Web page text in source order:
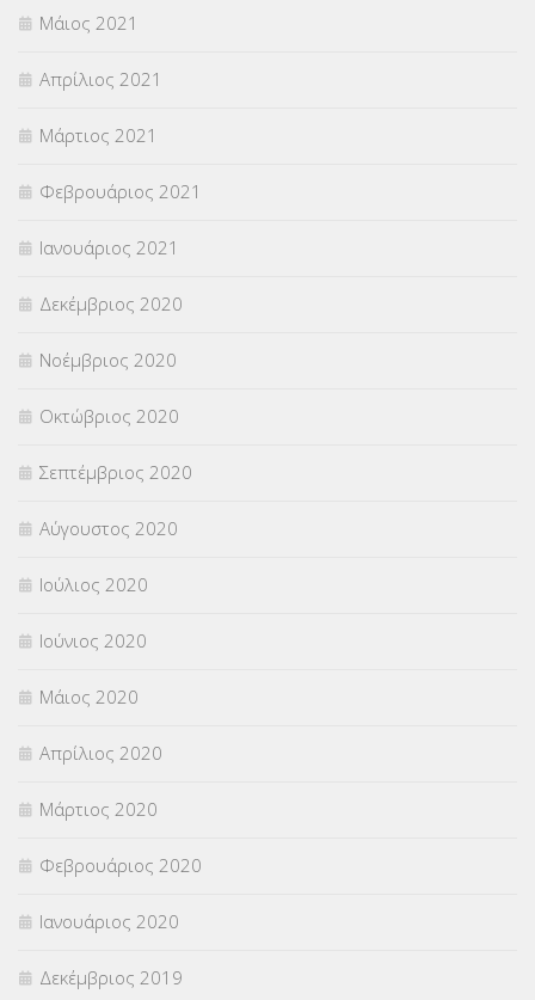
Μάιος 2021
Απρίλιος 2021
Μάρτιος 2021
Φεβρουάριος 2021
Ιανουάριος 2021
Δεκέμβριος 2020
Νοέμβριος 2020
Οκτώβριος 2020
Σεπτέμβριος 2020
Αύγουστος 2020
Ιούλιος 2020
Ιούνιος 2020
Μάιος 2020
Απρίλιος 2020
Μάρτιος 2020
Φεβρουάριος 2020
Ιανουάριος 2020
Δεκέμβριος 2019